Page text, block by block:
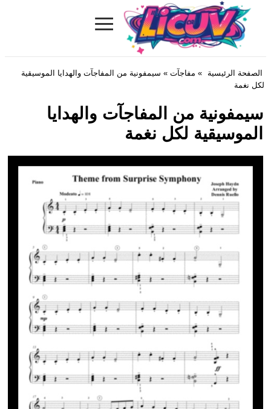
Licuv.com
≡
الصفحة الرئيسية » مفاجآت » سيمفونية من المفاجآت والهدايا الموسيقية
لكل نغمة
سيمفونية من المفاجآت والهدايا
الموسيقية لكل نغمة